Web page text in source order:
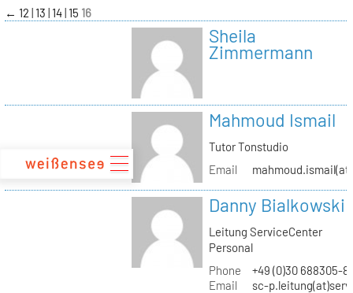
zum
Inhalt
← 12 13 14 15 16
Sheila
Zimmermann
Mahmoud Ismail
Tutor Tonstudio
Email
Danny Bialkowski
Leitung ServiceCenter
Personal
Phone
+49 (0)30 688305-
Email
sc-